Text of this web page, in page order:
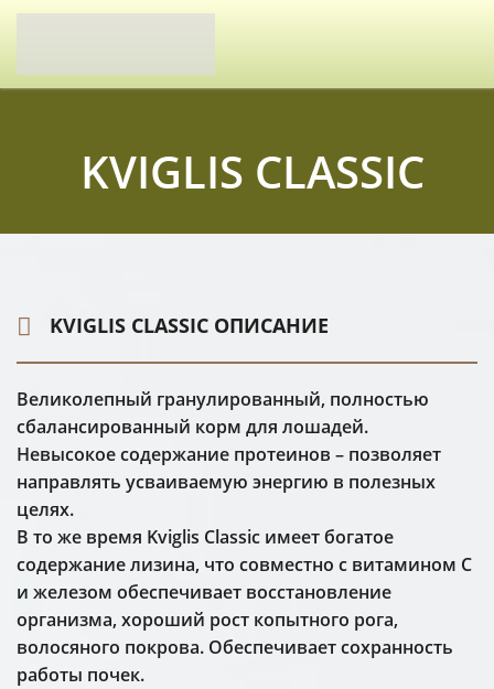
KVIGLIS CLASSIC
KVIGLIS CLASSIC ОПИСАНИЕ
Великолепный гранулированный, полностью
сбалансированный корм для лошадей.
Невысокое содержание протеинов – позволяет
направлять усваиваемую энергию в полезных
целях.
В то же время Kviglis Classic имеет богатое
содержание лизина, что совместно с витамином С
и железом обеспечивает восстановление
организма, хороший рост копытного рога,
волосяного покрова. Обеспечивает сохранность
работы почек.